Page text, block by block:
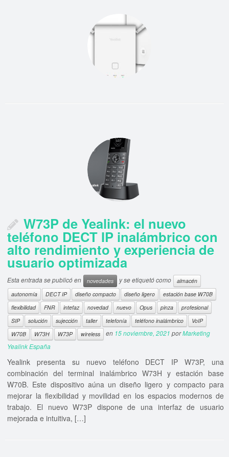
W73P de Yealink: el nuevo
teléfono DECT IP inalámbrico con
alto rendimiento y experiencia de
usuario optimizada
Esta entrada se publicó en novedades y se etiquetó como
almacén
autonomía
DECT IP diseño compacto diseño ligero
estación base W70B
flexibilidad
FNR intefaz novedad nuevo Opus pinza
profesional
SIP
solución sujección taller telefonía teléfono inalámbrico
VoIP
W70B
W73H W73P wireless en 15 noviembre, 2021 porMarketing
Yealink España
Yealink presenta su nuevo teléfono DECT IP W73P, una
combinación del terminal inalámbrico W73H y estación base
W70B. Este dispositivo aúna un diseño ligero y compacto para
mejorar la flexibilidad y movilidad en los espacios modernos de
trabajo. El nuevo W73P dispone de una interfaz de usuario
mejorada e intuitiva, […]